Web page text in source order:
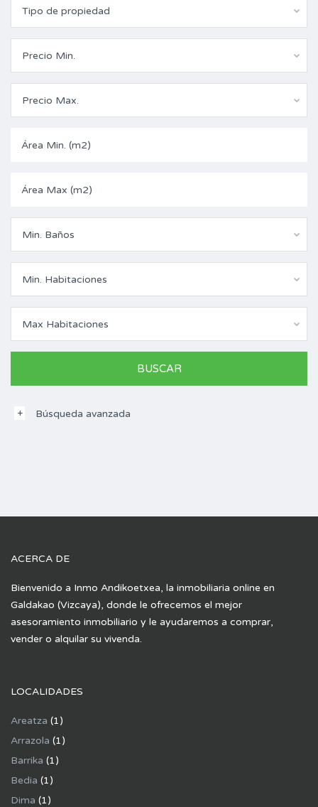
Tipo de propiedad
Precio Min.
Precio Max.
Min. Baños
Min. Habitaciones
Max Habitaciones
Búsqueda avanzada
ACERCA DE
Bienvenido a Inmo Andikoetxea, la inmobiliaria online en
Galdakao (Vizcaya), donde le ofrecemos el mejor
asesoramiento inmobiliario y le ayudaremos a comprar,
vender o alquilar su vivenda.
LOCALIDADES
Areatza (1)
Arrazola (1)
Barrika (1)
Bedia (1)
Dima (1)